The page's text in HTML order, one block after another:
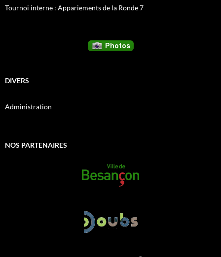
Tournoi interne : Appariements de la Ronde 7
DIVERS
Administration
NOS PARTENAIRES